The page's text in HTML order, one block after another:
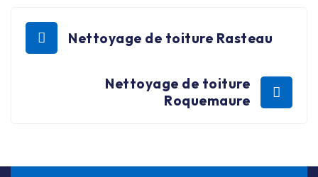
Nettoyage de toiture Rasteau
Nettoyage de toiture
Roquemaure